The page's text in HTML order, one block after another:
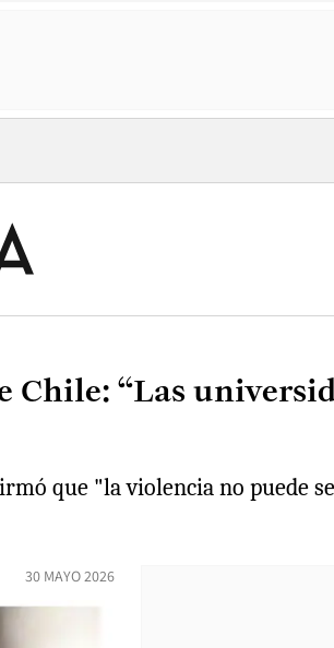
Chile: “Las
que "la violencia no puede
30 MAYO 2026